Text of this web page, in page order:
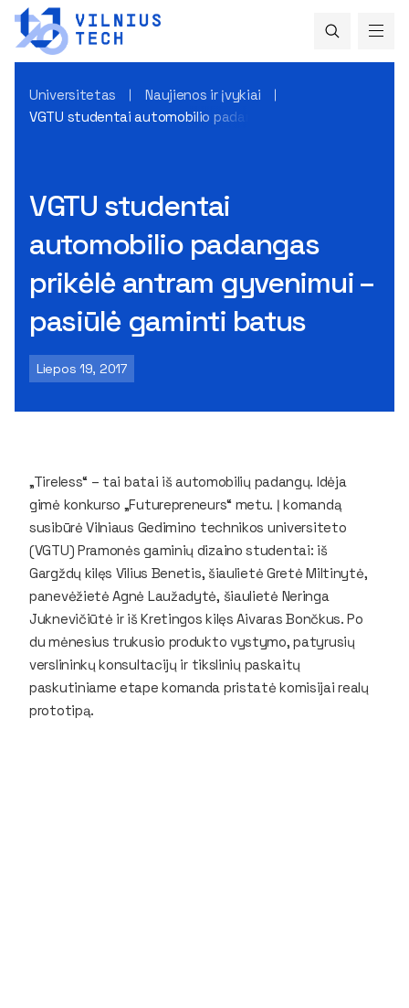
Universitetas
Naujienos ir įvykiai
VGTU studentai automobilio padangas prikėlė antram
VGTU studentai
automobilio padangas
prikėlė antram gyvenimui –
pasiūlė gaminti batus
Liepos 19, 2017
„Tireless“ – tai batai iš automobilių padangų. Idėja
gimė konkurso „Futurepreneurs“ metu. Į komandą
susibūrė Vilniaus Gedimino technikos universiteto
(VGTU) Pramonės gaminių dizaino studentai: iš
Gargždų kilęs Vilius Benetis, šiaulietė Gretė Miltinytė,
panevėžietė Agnė Laužadytė, šiaulietė Neringa
Juknevičiūtė ir iš Kretingos kilęs Aivaras Bončkus. Po
du mėnesius trukusio produkto vystymo, patyrusių
verslininkų konsultacijų ir tikslinių paskaitų
paskutiniame etape komanda pristatė komisijai realų
prototipą.